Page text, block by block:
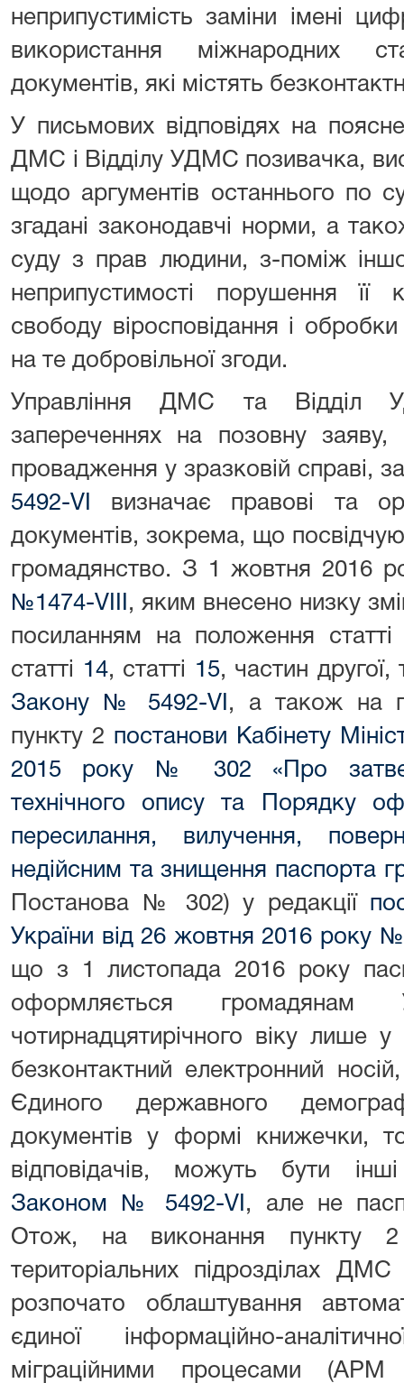
неприпустимість заміни імені
використання міжнародних
документів, які містять
У письмових відповідях на
ДМС і Відділу УДМС позивачка,
щодо аргументів останнього по
згадані законодавчі норми, а
суду з прав людини, з-поміж
неприпустимості порушення її
свободу віросповідання і
на те добровільної згоди.
Управління ДМС та Відділ
запереченнях на позовну
провадження у зразковій справі,
5492-VI
визначає правові та
документів, зокрема, що
громадянство. З 1 жовтня 2016
№1474-VIII , яким внесено низку
посиланням на положення
статті 14, статті 15, частин другої,
Закону № 5492-VI , а також на
пункту 2 постанови Кабінету
2015 року № 302 «Про
технічного опису та Порядку
пересилання, вилучення,
недійсним та знищення паспорта
Постанова № 302) у редакції
України від 26 жовтня 2016 року
що з 1 листопада 2016 року
оформляється громадянам
чотирнадцятирічного віку лише
безконтактний електронний
Єдиного державного
документів у формі книжечки,
відповідачів, можуть бути
Законом № 5492-VI , але не
Отож, на виконання
територіальних підрозділах ДМС
розпочато облаштування
єдиної інформаційно-
міграційними процесами